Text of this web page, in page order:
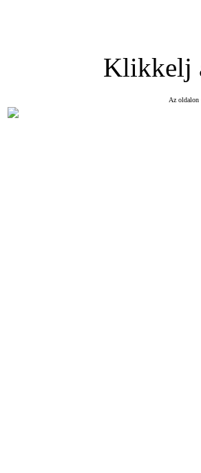
Klikkelj
Az oldalon